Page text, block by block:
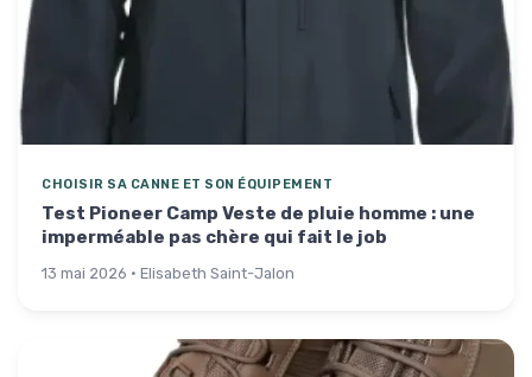
CHOISIR SA CANNE ET SON ÉQUIPEMENT
Test Pioneer Camp Veste de pluie homme : une
imperméable pas chère qui fait le job
13 mai 2026 · Elisabeth Saint-Jalon